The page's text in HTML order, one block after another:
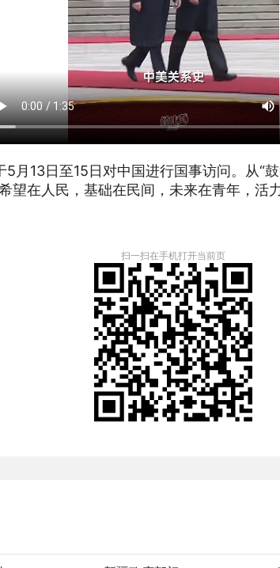
月13日至15日对中国进行国事访问。从“
望在人民，基础在民间，未来在青年，活
扫一扫在手机打开当前页